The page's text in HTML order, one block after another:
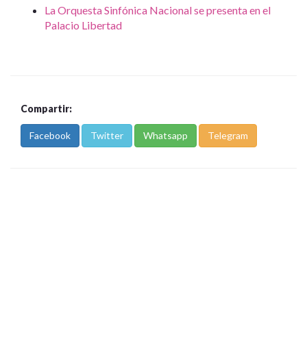
La Orquesta Sinfónica Nacional se presenta en el
Palacio Libertad
Compartir:
Facebook Twitter Whatsapp Telegram